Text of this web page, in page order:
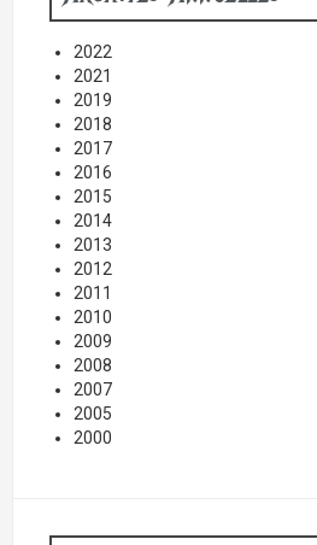
2022
2021
2019
2018
2017
2016
2015
2014
2013
2012
2011
2010
2009
2008
2007
2005
2000